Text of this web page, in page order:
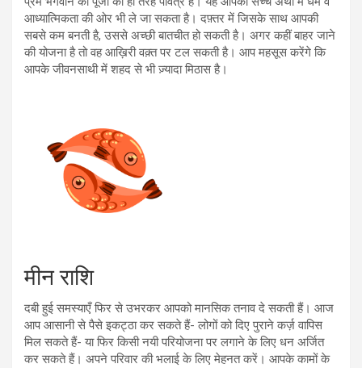
आध्यात्मिकता की ओर भी ले जा सकता है। दफ़्तर में जिसके साथ आपकी
सबसे कम बनती है, उससे अच्छी बातचीत हो सकती है। अगर कहीं बाहर जाने
की योजना है तो वह आख़िरी वक़्त पर टल सकती है। आप महसूस करेंगे कि
आपके जीवनसाथी में शहद से भी ज़्यादा मिठास है।
मीन राशि
दबी हुई समस्याएँ फिर से उभरकर आपको मानसिक तनाव दे सकती हैं। आज
आप आसानी से पैसे इकट्ठा कर सकते हैं- लोगों को दिए पुराने कर्ज़ वापिस
मिल सकते हैं- या फिर किसी नयी परियोजना पर लगाने के लिए धन अर्जित
कर सकते हैं। अपने परिवार की भलाई के लिए मेहनत करें। आपके कामों के